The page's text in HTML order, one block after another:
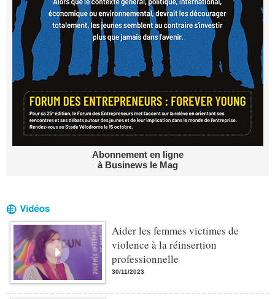
Abonnement en ligne
à Businews le Mag
Aider les femmes victimes de
violence à la réinsertion
professionnelle
30/11/2023